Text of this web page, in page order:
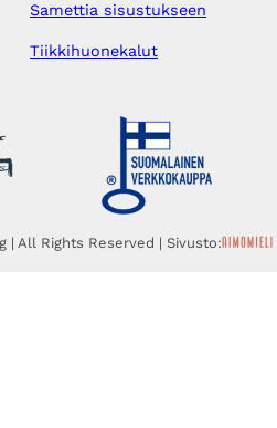
Samettia sisustukseen
Tiikkihuonekalut
| All Rights Reserved | Sivusto: